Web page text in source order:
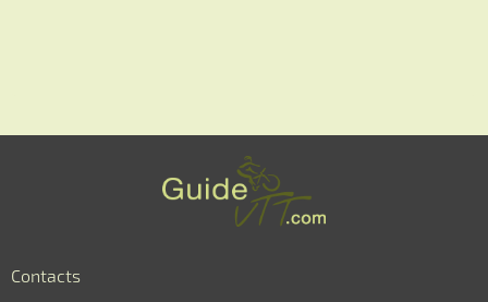
Contacts